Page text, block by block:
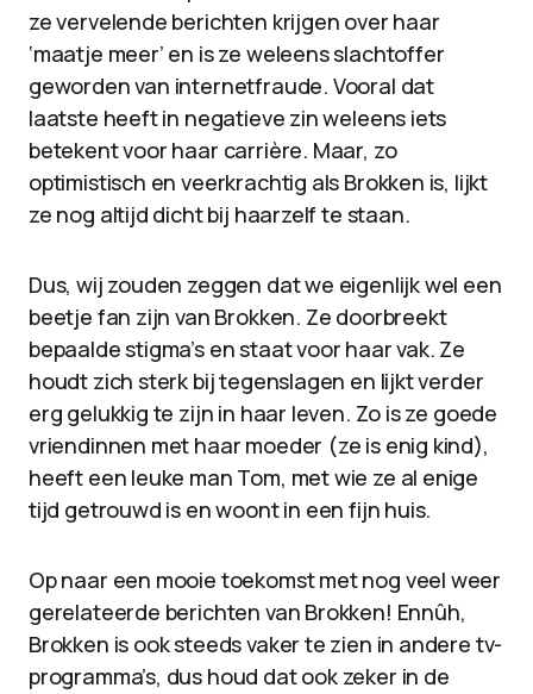
ze vervelende berichten krijgen over haar
‘maatje meer’ en is ze weleens slachtoffer
geworden van internetfraude. Vooral dat
laatste heeft in negatieve zin weleens iets
betekent voor haar carrière. Maar, zo
optimistisch en veerkrachtig als Brokken is, lijkt
ze nog altijd dicht bij haarzelf te staan.
Dus, wij zouden zeggen dat we eigenlijk wel een
beetje fan zijn van Brokken. Ze doorbreekt
bepaalde stigma’s en staat voor haar vak. Ze
houdt zich sterk bij tegenslagen en lijkt verder
erg gelukkig te zijn in haar leven. Zo is ze goede
vriendinnen met haar moeder (ze is enig kind),
heeft een leuke man Tom, met wie ze al enige
tijd getrouwd is en woont in een fijn huis.
Op naar een mooie toekomst met nog veel weer
gerelateerde berichten van Brokken! Ennûh,
Brokken is ook steeds vaker te zien in andere tv-
programma’s, dus houd dat ook zeker in de